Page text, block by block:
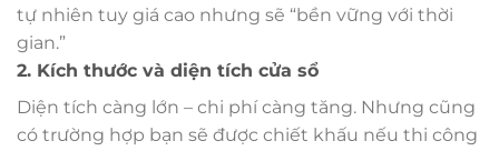
tự nhiên tuy giá cao nhưng sẽ “bền vững với thời
gian.”
2. Kích thước và diện tích cửa sổ
Diện tích càng lớn – chi phí càng tăng. Nhưng cũng
có trường hợp bạn sẽ được chiết khấu nếu thi công